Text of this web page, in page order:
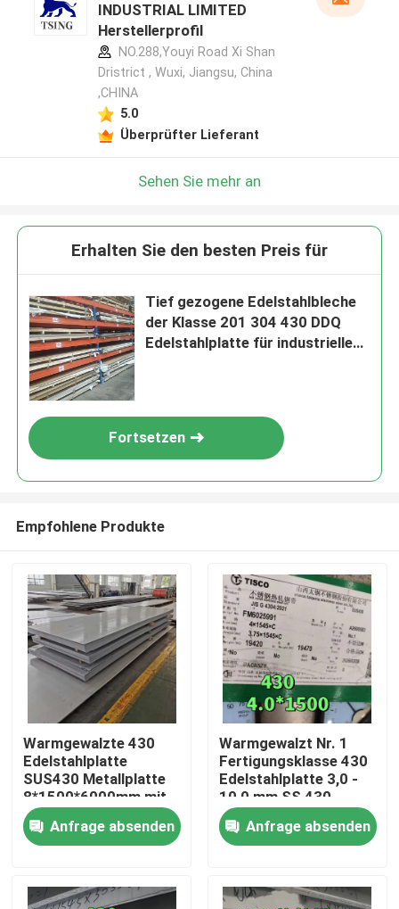
INDUSTRIAL LIMITED
Herstellerprofil
NO.288,Youyi Road Xi Shan
Dristrict , Wuxi, Jiangsu, China
,CHINA
5.0
Überprüfter Lieferant
Sehen Sie mehr an
Erhalten Sie den besten Preis für
Tief gezogene Edelstahlbleche
der Klasse 201 304 430 DDQ
Edelstahlplatte für industrielle
Fortsetzen
Empfohlene Produkte
Warmgewalzte 430
Edelstahlplatte
SUS430 Metallplatte
8*1500*6000mm mit
NO.1 Oberfläche
Anfrage absenden
Warmgewalzt Nr. 1
Fertigungsklasse 430
Edelstahlplatte 3,0 -
10,0 mm SS 430
Platte von TISCO
Anfrage absenden